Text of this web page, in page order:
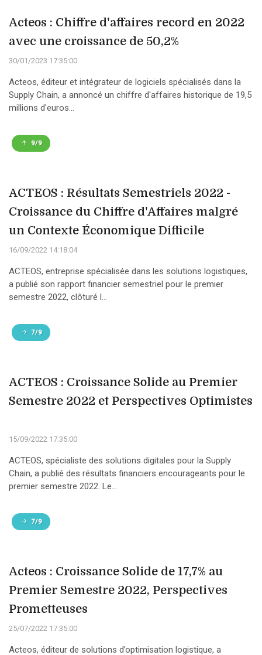
Acteos : Chiffre d'affaires record en 2022
avec une croissance de 50,2%
30/01/2023 17:35:00
Acteos, éditeur et intégrateur de logiciels spécialisés dans la
Supply Chain, a annoncé un chiffre d'affaires historique de 19,5
millions d'euros...
9/9
ACTEOS : Résultats Semestriels 2022 -
Croissance du Chiffre d'Affaires malgré
un Contexte Économique Difficile
16/09/2022 14:18:04
ACTEOS, entreprise spécialisée dans les solutions logistiques,
a publié son rapport financier semestriel pour le premier
semestre 2022, clôturé l...
7/9
ACTEOS : Croissance Solide au Premier
Semestre 2022 et Perspectives Optimistes
15/09/2022 17:35:00
ACTEOS, spécialiste des solutions digitales pour la Supply
Chain, a publié des résultats financiers encourageants pour le
premier semestre 2022. Le...
7/9
Acteos : Croissance Solide de 17,7% au
Premier Semestre 2022, Perspectives
Prometteuses
25/07/2022 17:35:00
Acteos, éditeur de solutions d’optimisation logistique, a